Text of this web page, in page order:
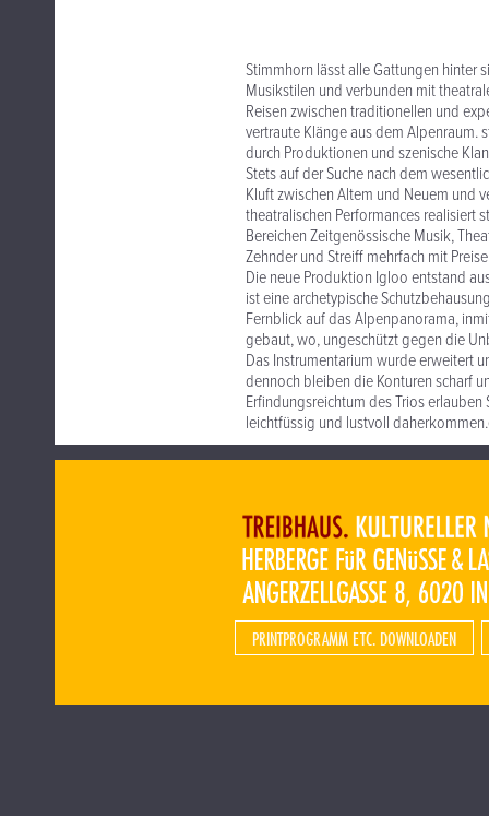
Stimmhorn lässt alle Gattungen hinter
Musikstilen und verbunden mit
Reisen zwischen traditionellen und
vertraute Klänge aus dem Alpenraum.
durch Produktionen und szenische
Stets auf der Suche nach dem
Kluft zwischen Altem und Neuem und
theatralischen Performances realisiert
Bereichen Zeitgenössische Musik,
Zehnder und Streiff mehrfach mit
Die neue Produktion Igloo entstand
ist eine archetypische
Fernblick auf das Alpenpanorama,
gebaut, wo, ungeschützt gegen die
Das Instrumentarium wurde erweitert
dennoch bleiben die Konturen scharf
Erfindungsreichtum des Trios
leichtfüssig und lustvoll
PRINTPROGRAMM ETC. DOWNLOADEN